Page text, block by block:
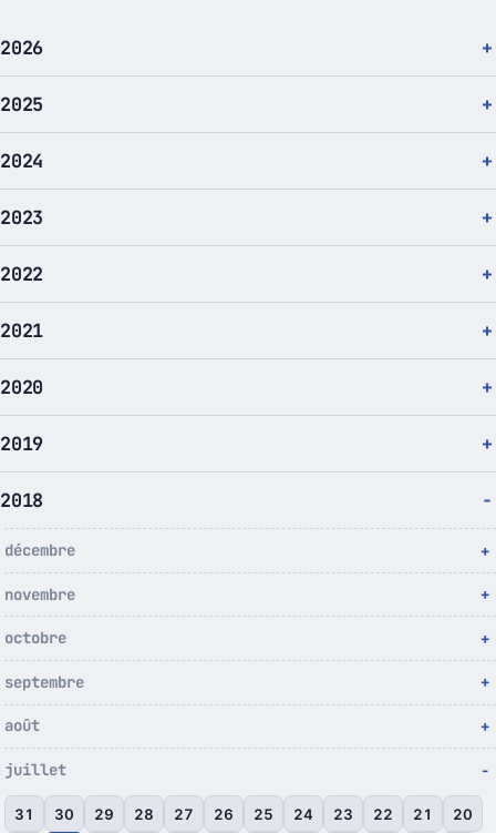
2026
2025
2024
2023
2022
2021
2020
2019
2018
décembre
novembre
octobre
septembre
août
juillet
31 30 29 28 27 26 25 24 23 22 21 20